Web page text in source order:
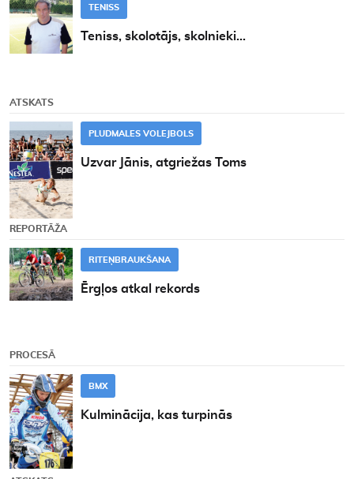
TENISS
Teniss, skolotājs, skolnieki...
ATSKATS
PLUDMALES VOLEJBOLS
Uzvar Jānis, atgriežas Toms
REPORTĀŽA
RITEŅBRAUKŠANA
Ērgļos atkal rekords
PROCESĀ
BMX
Kulminācija, kas turpinās